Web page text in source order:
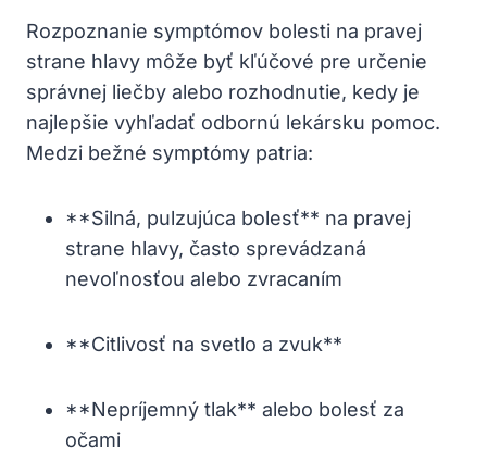
Rozpoznanie symptómov bolesti na pravej
strane hlavy môže byť kľúčové pre určenie
správnej liečby alebo rozhodnutie, kedy je
najlepšie vyhľadať odbornú lekársku pomoc.
Medzi bežné symptómy patria:
**Silná, pulzujúca bolesť** na pravej
strane hlavy, často sprevádzaná
nevoľnosťou alebo zvracaním
**Citlivosť na svetlo a zvuk**
**Nepríjemný tlak** alebo bolesť za
očami